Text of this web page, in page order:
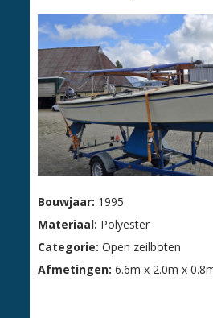
Bouwjaar: 1995
Materiaal: Polyester
Categorie:Open zeilboten
Afmetingen:6.6m x 2.0m x